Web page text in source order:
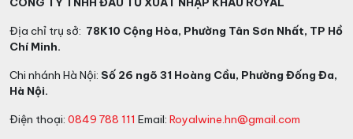
Địa chỉ trụ sở: 78K10 Cộng Hòa, Phường Tân Sơn Nhất, TP Hồ
Chí Minh.
Chi nhánh Hà Nội: Số 26 ngõ 31 Hoàng Cầu, Phường Đống Đa,
Hà Nội.
Điện thoại: 0849 788 111 Email: Royalwine.hn@gmail.com